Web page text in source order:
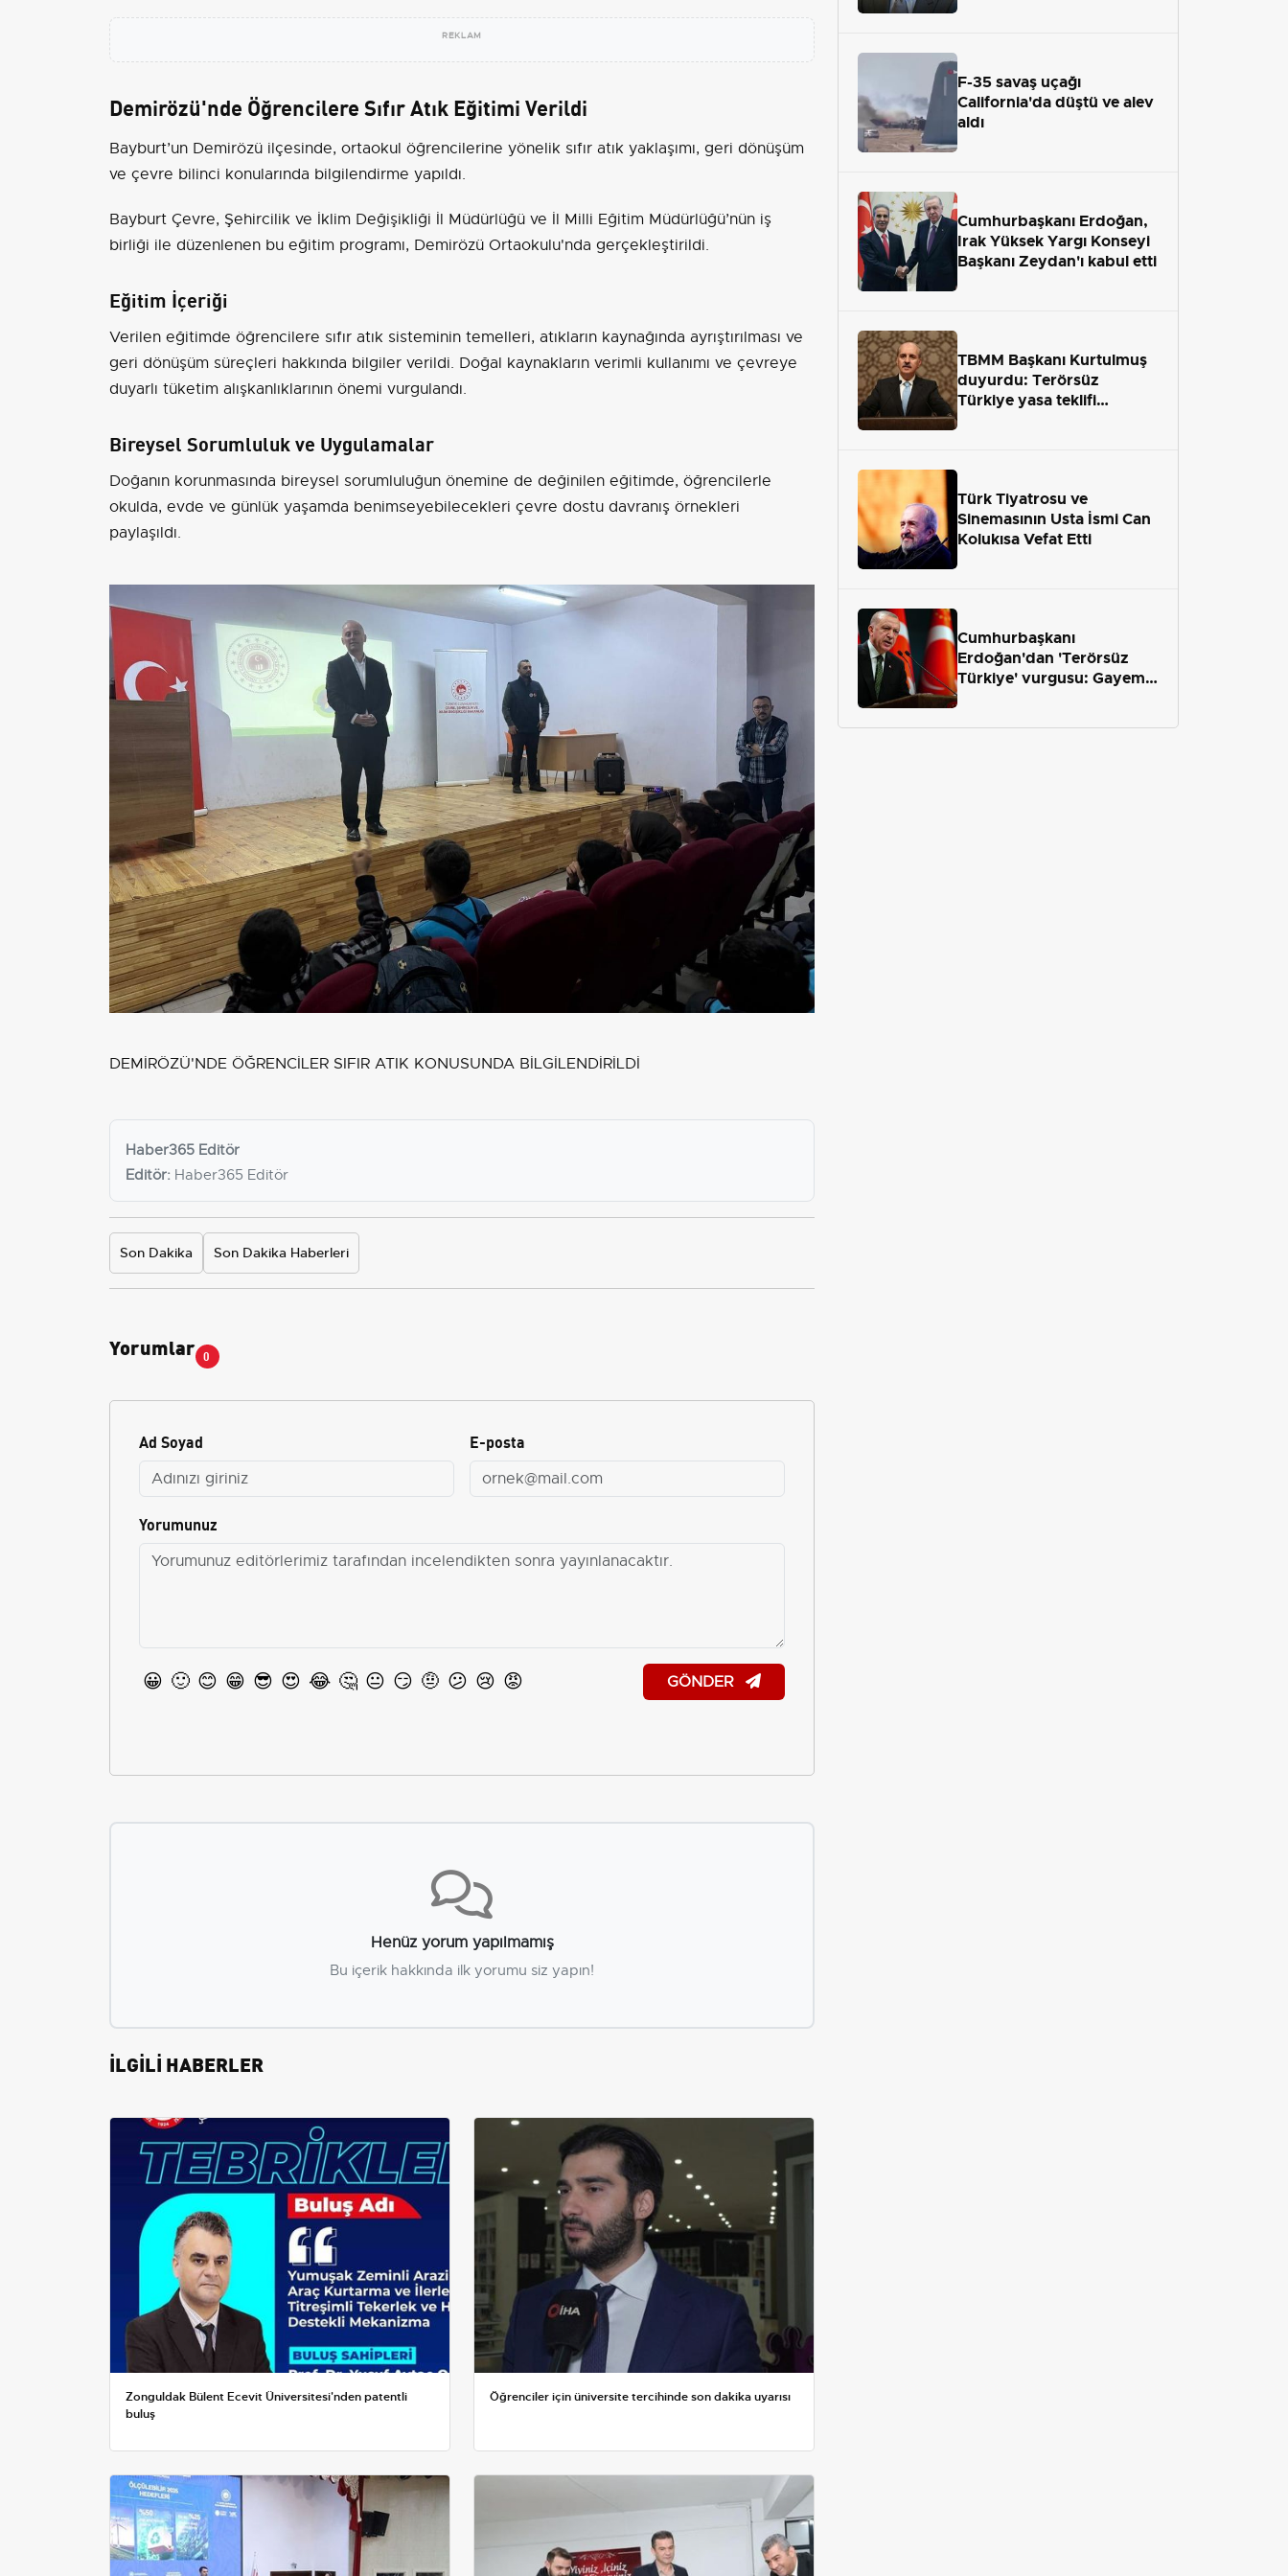
REKLAM
Demirözü'nde Öğrencilere Sıfır Atık Eğitimi Verildi
Bayburt’un Demirözü ilçesinde, ortaokul öğrencilerine yönelik sıfır atık yaklaşımı, geri dönüşüm
ve çevre bilinci konularında bilgilendirme yapıldı.
Bayburt Çevre, Şehircilik ve İklim Değişikliği İl Müdürlüğü ve İl Milli Eğitim Müdürlüğü’nün iş
birliği ile düzenlenen bu eğitim programı, Demirözü Ortaokulu'nda gerçekleştirildi.
Eğitim İçeriği
Verilen eğitimde öğrencilere sıfır atık sisteminin temelleri, atıkların kaynağında ayrıştırılması ve
geri dönüşüm süreçleri hakkında bilgiler verildi. Doğal kaynakların verimli kullanımı ve çevreye
duyarlı tüketim alışkanlıklarının önemi vurgulandı.
Bireysel Sorumluluk ve Uygulamalar
Doğanın korunmasında bireysel sorumluluğun önemine de değinilen eğitimde, öğrencilerle
okulda, evde ve günlük yaşamda benimseyebilecekleri çevre dostu davranış örnekleri
paylaşıldı.
DEMİRÖZÜ'NDE ÖĞRENCİLER SIFIR ATIK KONUSUNDA BİLGİLENDİRİLDİ
Haber365 Editör
Editör: Haber365 Editör
Son Dakika Son Dakika Haberleri
Yorumlar 0
Ad Soyad E-posta
Yorumunuz
😀 🙂 😊 😁 😎 😍 😂 🤔 😐 😏 🤨 😕 😢 😡 GÖNDER
Henüz yorum yapılmamış
Bu içerik hakkında ilk yorumu siz yapın!
İLGİLİ HABERLER
Zonguldak Bülent Ecevit Üniversitesi'nden patentli
buluş
Öğrenciler için üniversite tercihinde son dakika uyarısı
F-35 savaş uçağı
California'da düştü ve alev
aldı
Cumhurbaşkanı Erdoğan,
Irak Yüksek Yargı Konseyi
Başkanı Zeydan'ı kabul etti
TBMM Başkanı Kurtulmuş
duyurdu: Terörsüz
Türkiye yasa teklifi
Türk Tiyatrosu ve
Sinemasının Usta İsmi Can
Kolukısa Vefat Etti
Cumhurbaşkanı
Erdoğan'dan 'Terörsüz
Türkiye' vurgusu: Gayemiz